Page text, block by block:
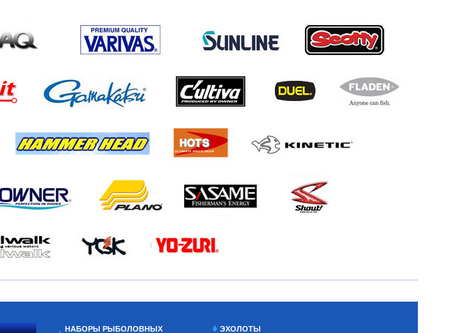
НАБОРЫ РЫБОЛОВНЫХ ЭХОЛОТЫ